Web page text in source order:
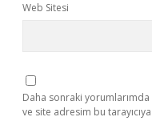
Web Sitesi
Daha sonraki yorumlarımda
ve site adresim bu